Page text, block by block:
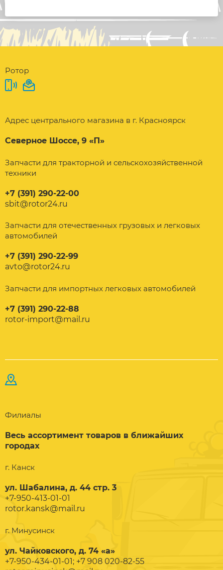
Ротор
Адрес центрального магазина в г. Красноярск
Северное Шоссе, 9 «П»
Запчасти для тракторной и сельскохозяйственной
техники
+7 (391) 290-22-00
sbit@rotor24.ru
Запчасти для отечественных грузовых и легковых
автомобилей
+7 (391) 290-22-99
avto@rotor24.ru
Запчасти для импортных легковых автомобилей
+7 (391) 290-22-88
rotor-import@mail.ru
Филиалы
Весь ассортимент товаров в ближайших
городах
г. Канск
ул. Шабалина, д. 44 стр. 3
+7-950-413-01-01
rotor.kansk@mail.ru
г. Минусинск
ул. Чайковского, д. 74 «а»
+7-950-434-01-01; +7 908 020-82-55